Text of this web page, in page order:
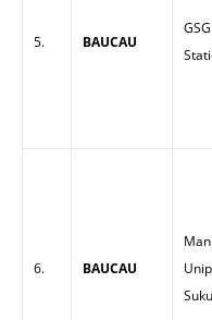
5. BAUCAU
6. BAUCAU